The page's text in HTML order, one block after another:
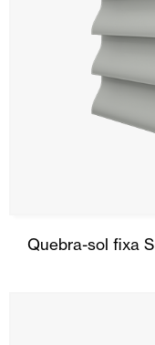
Quebra-sol fixa S